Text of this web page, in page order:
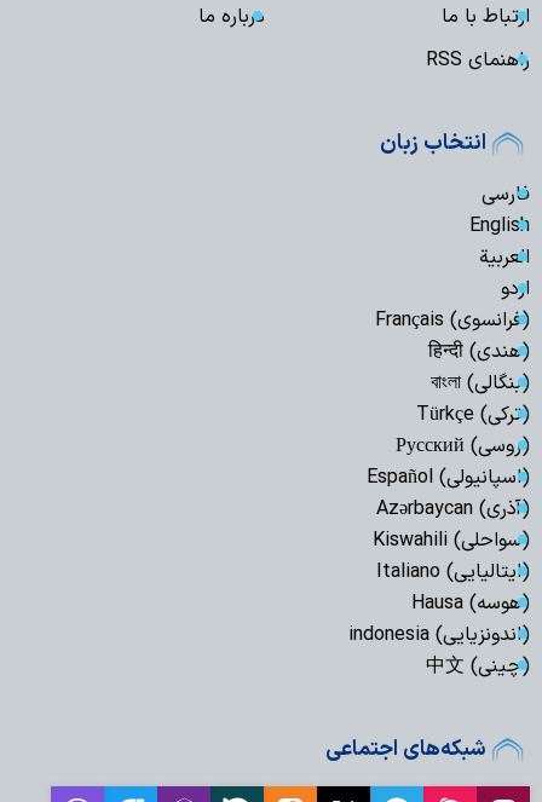
ارتباط با ما
درباره ما
راهنمای RSS
انتخاب زبان
فارسی
English
العربیة
اردو
(فرانسوی) Français
(هندی) हिन्दी
(بنگالی) বাংলা
(ترکی) Türkçe
(روسی) Русский
(اسپانیولی) Español
(آذری) Azərbaycan
(سواحلی) Kiswahili
(ایتالیایی) Italiano
(هوسه) Hausa
(اندونزیایی) indonesia
(چینی) 中文
شبکه‌های اجتماعی